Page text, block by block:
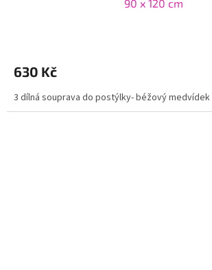
90 x 120 cm
630 Kč
3 dílná souprava do postýlky- béžový medvídek